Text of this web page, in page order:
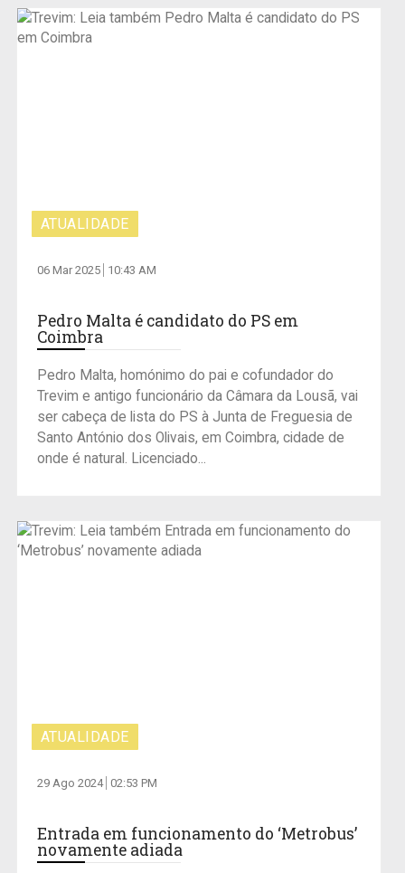
ATUALIDADE
06 Mar 2025 10:43 AM
Pedro Malta é candidato do PS em
Coimbra
Pedro Malta, homónimo do pai e cofundador do
Trevim e antigo funcionário da Câmara da Lousã, vai
ser cabeça de lista do PS à Junta de Freguesia de
Santo António dos Olivais, em Coimbra, cidade de
onde é natural. Licenciado...
ATUALIDADE
29 Ago 2024 02:53 PM
Entrada em funcionamento do ‘Metrobus’
novamente adiada